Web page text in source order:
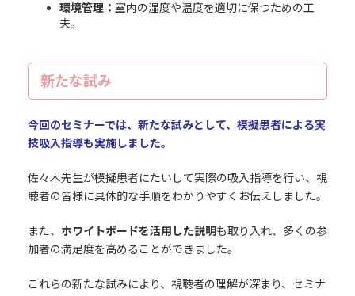
環境管理： 室内の湿度や温度を適切に保つための工
夫。
新たな試み
今回のセミナーでは、新たな試みとして、模擬患者による実
技吸入指導も実施しました。
佐々木先生が模擬患者にたいして実際の吸入指導を行い、視
聴者の皆様に具体的な手順をわかりやすくお伝えしました。
また、 ホワイトボードを活用した説明も取り入れ、多くの参
加者の満足度を高めることができました。
これらの新たな試みにより、視聴者の理解が深まり、セミナ